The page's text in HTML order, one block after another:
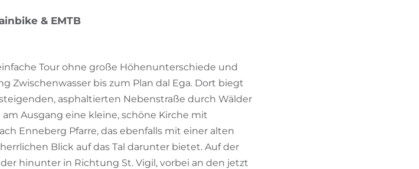
& EMTB
Tour ohne große Höhenunterschiede und
Zwischenwasser bis zum Plan dal Ega. Dort biegt
asphaltierten Nebenstraße durch Wälder
Ausgang eine kleine, schöne Kirche mit
Enneberg Pfarre, das ebenfalls mit einer alten
Blick auf das Tal darunter bietet. Auf der
hinunter in Richtung St. Vigil, vorbei an den jetzt